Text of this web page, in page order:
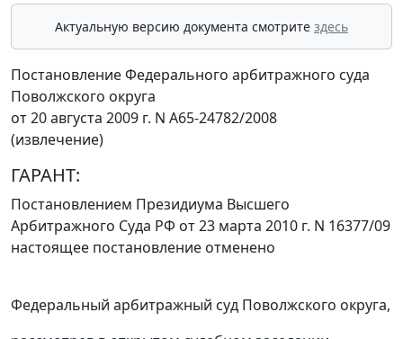
Актуальную версию документа смотрите здесь
Постановление Федерального арбитражного суда
Поволжского округа
от 20 августа 2009 г. N А65-24782/2008
(извлечение)
ГАРАНТ:
Постановлением Президиума Высшего
Арбитражного Суда РФ от 23 марта 2010 г. N 16377/09
настоящее постановление отменено
Федеральный арбитражный суд Поволжского округа,